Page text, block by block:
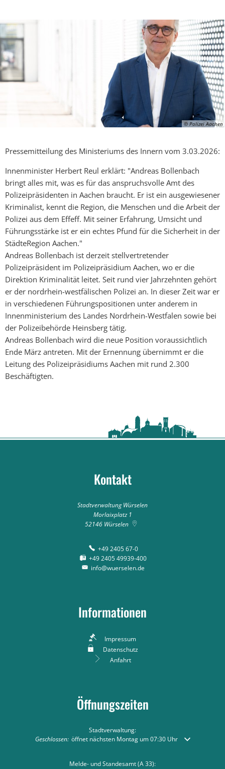
© Polizei Aachen
Pressemitteilung des Ministeriums des Innern vom 3.03.2026:
Innenminister Herbert Reul erklärt: "Andreas Bollenbach
bringt alles mit, was es für das anspruchsvolle Amt des
Polizeipräsidenten in Aachen braucht. Er ist ein ausgewiesener
Kriminalist, kennt die Region, die Menschen und die Arbeit der
Polizei aus dem Effeff. Mit seiner Erfahrung, Umsicht und
Führungsstärke ist er ein echtes Pfund für die Sicherheit in der
StädteRegion Aachen."
Andreas Bollenbach ist derzeit stellvertretender
Polizeipräsident im Polizeipräsidium Aachen, wo er die
Direktion Kriminalität leitet. Seit rund vier Jahrzehnten gehört
er der nordrhein-westfälischen Polizei an. In dieser Zeit war er
in verschiedenen Führungspositionen unter anderem in
Innenministerium des Landes Nordrhein-Westfalen sowie bei
der Polizeibehörde Heinsberg tätig.
Andreas Bollenbach wird die neue Position voraussichtlich
Ende März antreten. Mit der Ernennung übernimmt er die
Leitung des Polizeipräsidiums Aachen mit rund 2.300
Beschäftigten.
Kontakt
Stadtverwaltung Würselen
Morlaixplatz 1
52146 Würselen
+49 2405 67-0
+49 2405 49939-400
info@wuerselen.de
Informationen
Impressum
Datenschutz
Anfahrt
Öffnungszeiten
Stadtverwaltung:
Klicken, um weitere Öffnungs- oder Schließzeiten auszublenden
Geschlossen: öffnet nächsten Montag um 07:30 Uhr
Melde- und Standesamt (A 33):